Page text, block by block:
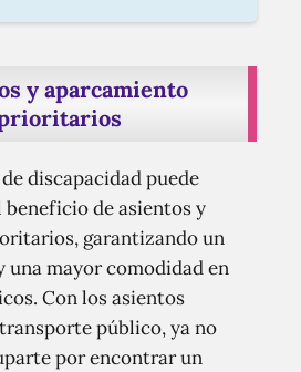
y aparcamiento
discapacidad puede
de asientos y
garantizando un
una mayor comodidad en
Con los asientos
público, ya no
por encontrar un